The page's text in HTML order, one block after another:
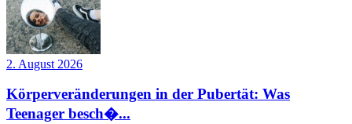
2. August 2026
Körperveränderungen in der Pubertät: Was
Teenager besch�...